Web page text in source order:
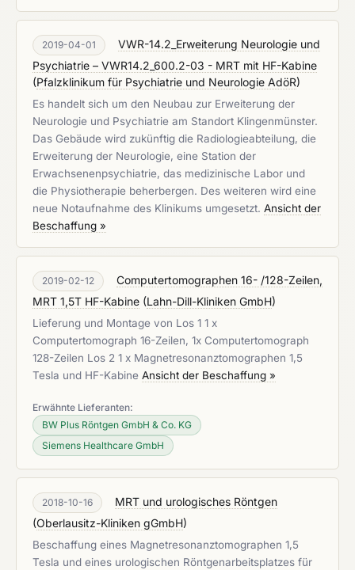
2019-04-01
VWR-14.2_Erweiterung Neurologie und
Psychiatrie – VWR14.2_600.2-03 - MRT mit HF-Kabine
(Pfalzklinikum für Psychiatrie und Neurologie AdöR)
Es handelt sich um den Neubau zur Erweiterung der
Neurologie und Psychiatrie am Standort Klingenmünster.
Das Gebäude wird zukünftig die Radiologieabteilung, die
Erweiterung der Neurologie, eine Station der
Erwachsenenpsychiatrie, das medizinische Labor und
die Physiotherapie beherbergen. Des weiteren wird eine
neue Notaufnahme des Klinikums umgesetzt. Ansicht der
Beschaffung »
2019-02-12
Computertomographen 16- /128-Zeilen,
MRT 1,5T HF-Kabine (Lahn-Dill-Kliniken GmbH)
Lieferung und Montage von Los 1 1 x
Computertomograph 16-Zeilen, 1x Computertomograph
128-Zeilen Los 2 1 x Magnetresonanztomographen 1,5
Tesla und HF-Kabine Ansicht der Beschaffung »
Erwähnte Lieferanten:
BW Plus Röntgen GmbH & Co. KG
Siemens Healthcare GmbH
2018-10-16
MRT und urologisches Röntgen
(Oberlausitz-Kliniken gGmbH)
Beschaffung eines Magnetresonanztomographen 1,5
Tesla und eines urologischen Röntgenarbeitsplatzes für